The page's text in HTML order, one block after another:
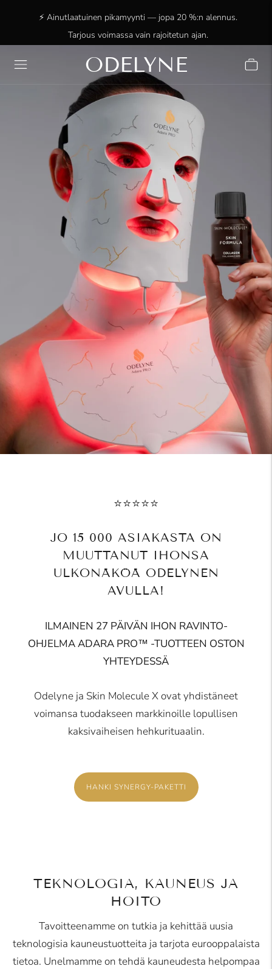
✨ +15 000 tyytyväistä asiakasta! Kiitos, että olette
⚡ Ainutlaatuinen pikamyynti — jopa 20 %:n alennus.
Tarjous voimassa vain rajoitetun ajan.
ODELYNE
⭐⭐⭐⭐⭐
JO 15 000 ASIAKASTA ON
MUUTTANUT IHONSA
ULKONÄKÖÄ ODELYNEN
AVULLA!
ILMAINEN 27 PÄIVÄN IHON RAVINTO-
OHJELMA ADARA PRO™ -TUOTTEEN OSTON
YHTEYDESSÄ
Odelyne ja Skin Molecule X ovat yhdistäneet
voimansa tuodakseen markkinoille lopullisen
kaksivaiheisen hehkurituaalin.
HANKI SYNERGY-PAKETTI
TEKNOLOGIA, KAUNEUS JA
HOITO
Tavoitteenamme on tutkia ja kehittää uusia
teknologisia kauneustuotteita ja tarjota eurooppalaista
tietoa. Unelmamme on tehdä kauneudesta helpompaa